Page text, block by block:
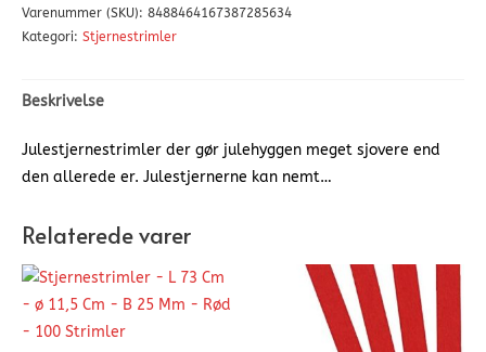
Varenummer (SKU): 8488464167387285634
Kategori: Stjernestrimler
Beskrivelse
Julestjernestrimler der gør julehyggen meget sjovere end
den allerede er. Julestjernerne kan nemt…
Relaterede varer